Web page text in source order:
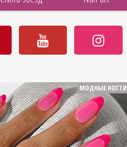
МОДНЫЕ НОГТИ